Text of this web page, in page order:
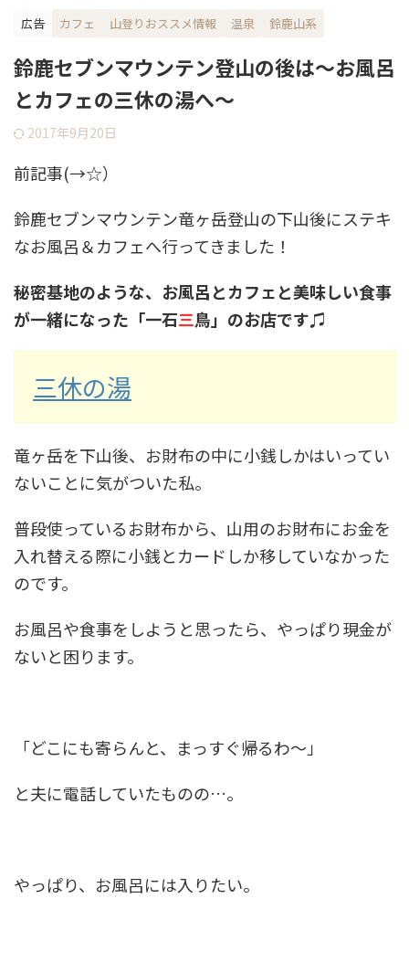
広告
カフェ 山登りおススメ情報 温泉 鈴鹿山系
鈴鹿セブンマウンテン登山の後は～お風呂
とカフェの三休の湯へ～
2017年9月20日
前記事(→☆）
鈴鹿セブンマウンテン竜ヶ岳登山の下山後にステキ
なお風呂＆カフェへ行ってきました！
秘密基地のような、お風呂とカフェと美味しい食事
が一緒になった「一石三鳥」のお店です♫
三休の湯
竜ヶ岳を下山後、お財布の中に小銭しかはいってい
ないことに気がついた私。
普段使っているお財布から、山用のお財布にお金を
入れ替える際に小銭とカードしか移していなかった
のです。
お風呂や食事をしようと思ったら、やっぱり現金が
ないと困ります。
「どこにも寄らんと、まっすぐ帰るわ～」
と夫に電話していたものの…。
やっぱり、お風呂には入りたい。